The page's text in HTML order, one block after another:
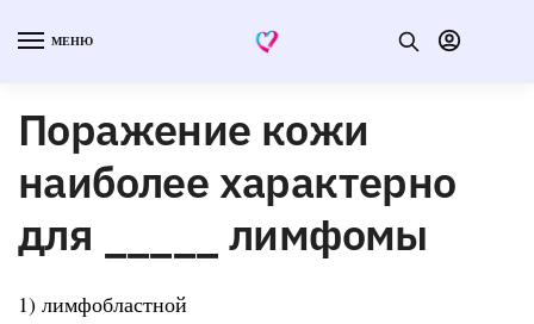
МЕНЮ
Поражение кожи
наиболее характерно
для _____ лимфомы
1) лимфобластной